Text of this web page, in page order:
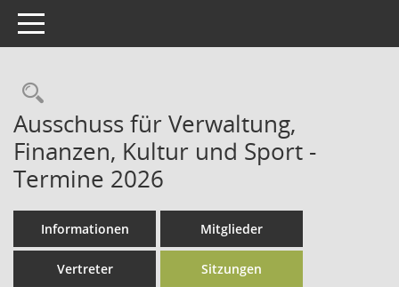
Toggle navigation
Rechercheauswahl
Ausschuss für Verwaltung,
Finanzen, Kultur und Sport -
Termine 2026
Informationen Mitglieder
Vertreter Sitzungen